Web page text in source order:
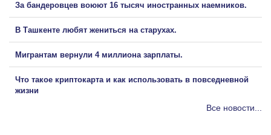
За бандеровцев воюют 16 тысяч иностранных наемников.
В Ташкенте любят жениться на старухах.
Мигрантам вернули 4 миллиона зарплаты.
Что такое криптокарта и как использовать в повседневной
жизни
Все новости...